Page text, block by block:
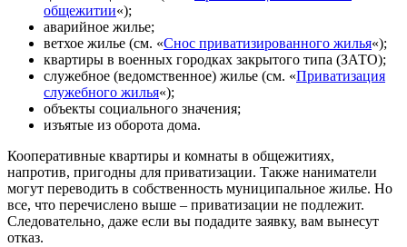
общежитии«);
аварийное жилье;
ветхое жилье (см. «Снос приватизированного жилья«);
квартиры в военных городках закрытого типа (ЗАТО);
служебное (ведомственное) жилье (см. «Приватизация
служебного жилья«);
объекты социального значения;
изъятые из оборота дома.
Кооперативные квартиры и комнаты в общежитиях,
напротив, пригодны для приватизации. Также наниматели
могут переводить в собственность муниципальное жилье. Но
все, что перечислено выше – приватизации не подлежит.
Следовательно, даже если вы подадите заявку, вам вынесут
отказ.